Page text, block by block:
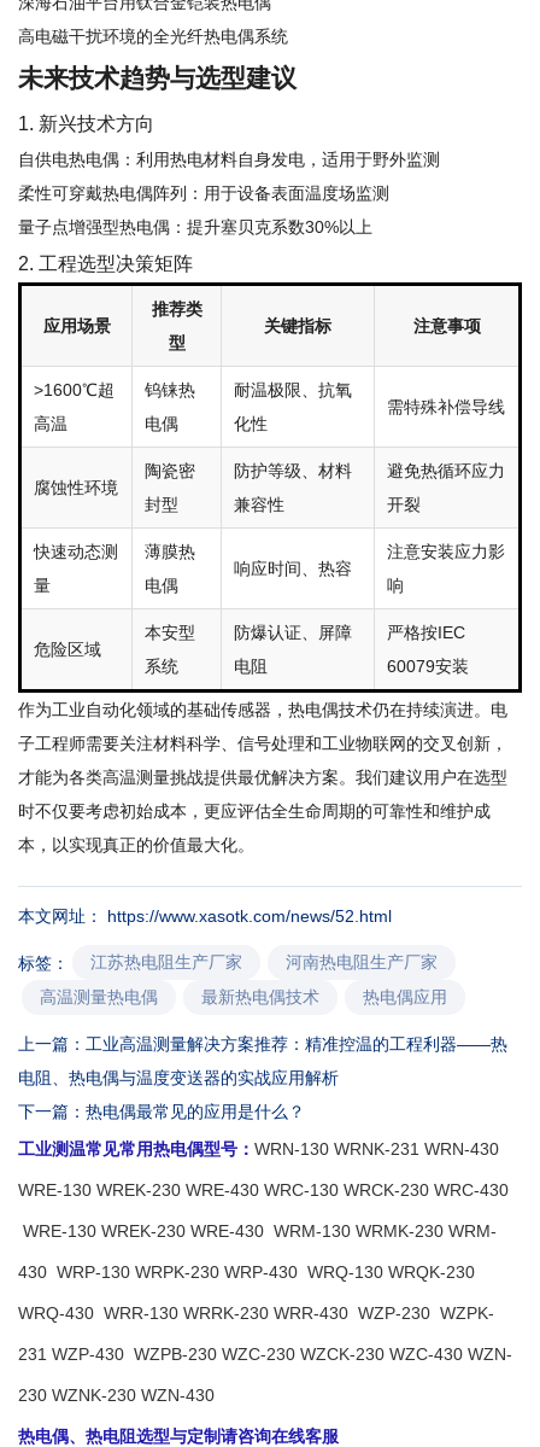
高电磁干扰环境的全光纤热电偶系统
未来技术趋势与选型建议
1. 新兴技术方向
自供电热电偶：利用热电材料自身发电，适用于野外监测
柔性可穿戴热电偶阵列：用于设备表面温度场监测
量子点增强型热电偶：提升塞贝克系数30%以上
2. 工程选型决策矩阵
应用场景
推荐类
型
关键指标 注意事项
>1600℃超
高温
钨铼热
电偶
耐温极限、抗氧
化性
需特殊补偿导线
腐蚀性环境
陶瓷密
封型
防护等级、材料
兼容性
避免热循环应力
开裂
快速动态测
量
薄膜热
电偶
响应时间、热容
注意安装应力影
响
危险区域
本安型
系统
防爆认证、屏障
电阻
严格按IEC
60079安装
作为工业自动化领域的基础传感器，热电偶技术仍在持续演进。电
子工程师需要关注材料科学、信号处理和工业物联网的交叉创新，
才能为各类高温测量挑战提供最优解决方案。我们建议用户在选型
时不仅要考虑初始成本，更应评估全生命周期的可靠性和维护成
本，以实现真正的价值最大化。
本文网址： https://www.xasotk.com/news/52.html
标签： 江苏热电阻生产厂家
河南热电阻生产厂家
高温测量热电偶
最新热电偶技术 热电偶应用
上一篇： 工业高温测量解决方案推荐：精准控温的工程利器——热
电阻、热电偶与温度变送器的实战应用解析
下一篇： 热电偶最常见的应用是什么？
工业测温常见常用热电偶型号 ： WRN-130 WRNK-231 WRN-430
WRE-130 WREK-230 WRE-430 WRC-130 WRCK-230 WRC-430
WRE-130 WREK-230 WRE-430 WRM-130 WRMK-230 WRM-
430 WRP-130 WRPK-230 WRP-430 WRQ-130 WRQK-230
WRQ-430 WRR-130 WRRK-230 WRR-430 WZP-230 WZPK-
231 WZP-430 WZPB-230 WZC-230 WZCK-230 WZC-430 WZN-
230 WZNK-230 WZN-430
热电偶、热电阻选型与定制请咨询在线客服